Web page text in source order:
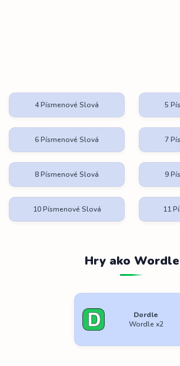
4 Písmenové Slová 5
6 Písmenové Slová 7
8 Písmenové Slová 9
10 Písmenové Slová 11
Hry ako Wordle
Dordle
Wordle x2